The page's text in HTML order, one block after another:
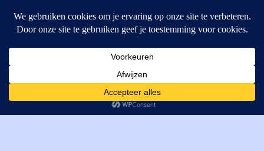
4462GE, Goes
T: +31 (0) 111-484438
M:parts@mitechniek.nl
VAT: NL862802295B01
Cookies helpen ons bij het leveren van onze diensten. Door
gebruik te maken van onze diensten, gaat u akkoord met ons
gebruik van cookies.